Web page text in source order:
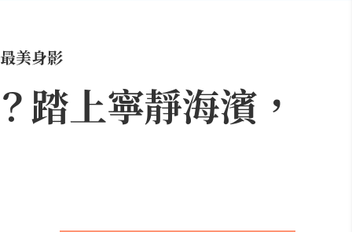
美身影
踏上寧靜海濱，